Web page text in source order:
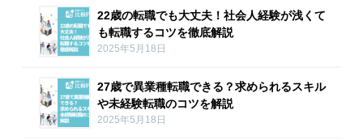
22歳の転職でも大丈夫！社会人経験が浅くて
も転職するコツを徹底解説
2025年5月18日
27歳で異業種転職できる？求められるスキル
や未経験転職のコツを解説
2025年5月18日